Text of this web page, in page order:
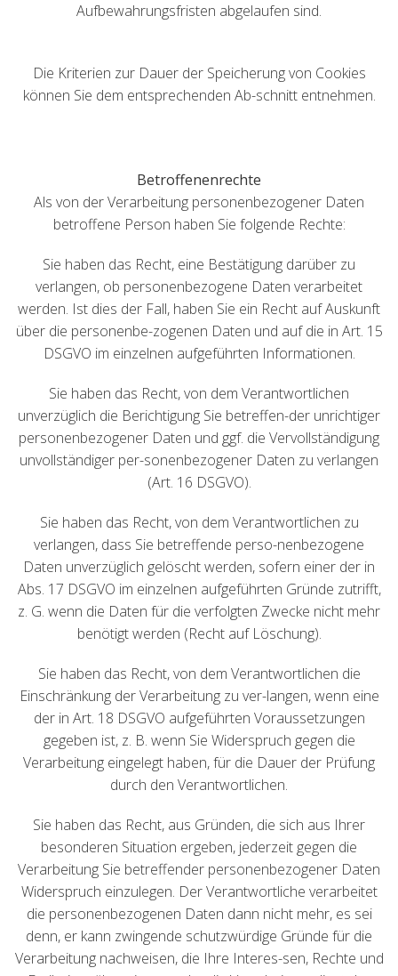
Aufbewahrungsfristen abgelaufen sind.
Die Kriterien zur Dauer der Speicherung von Cookies
können Sie dem entsprechenden Ab-schnitt entnehmen.
Betroffenenrechte
Als von der Verarbeitung personenbezogener Daten
betroffene Person haben Sie folgende Rechte:
Sie haben das Recht, eine Bestätigung darüber zu
verlangen, ob personenbezogene Daten verarbeitet
werden. Ist dies der Fall, haben Sie ein Recht auf Auskunft
über die personenbe-zogenen Daten und auf die in Art. 15
DSGVO im einzelnen aufgeführten Informationen.
Sie haben das Recht, von dem Verantwortlichen
unverzüglich die Berichtigung Sie betreffen-der unrichtiger
personenbezogener Daten und ggf. die Vervollständigung
unvollständiger per-sonenbezogener Daten zu verlangen
(Art. 16 DSGVO).
Sie haben das Recht, von dem Verantwortlichen zu
verlangen, dass Sie betreffende perso-nenbezogene
Daten unverzüglich gelöscht werden, sofern einer der in
Abs. 17 DSGVO im einzelnen aufgeführten Gründe zutrifft,
z. G. wenn die Daten für die verfolgten Zwecke nicht mehr
benötigt werden (Recht auf Löschung).
Sie haben das Recht, von dem Verantwortlichen die
Einschränkung der Verarbeitung zu ver-langen, wenn eine
der in Art. 18 DSGVO aufgeführten Voraussetzungen
gegeben ist, z. B. wenn Sie Widerspruch gegen die
Verarbeitung eingelegt haben, für die Dauer der Prüfung
durch den Verantwortlichen.
Sie haben das Recht, aus Gründen, die sich aus Ihrer
besonderen Situation ergeben, jederzeit gegen die
Verarbeitung Sie betreffender personenbezogener Daten
Widerspruch einzulegen. Der Verantwortliche verarbeitet
die personenbezogenen Daten dann nicht mehr, es sei
denn, er kann zwingende schutzwürdige Gründe für die
Verarbeitung nachweisen, die Ihre Interes-sen, Rechte und